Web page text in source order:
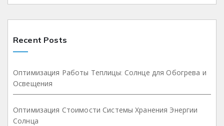
Recent Posts
Оптимизация Работы Теплицы: Солнце для Обогрева и
Освещения
Оптимизация Стоимости Системы Хранения Энергии
Солнца